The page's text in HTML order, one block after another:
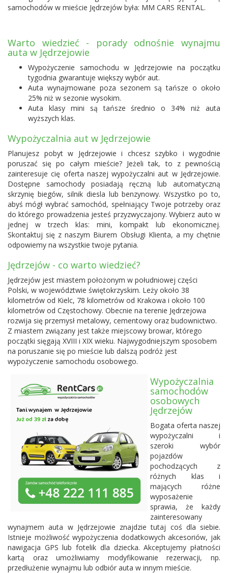
samochodów w mieście Jędrzejów była: MM CARS RENTAL .
Warto wiedzieć - porady odnośnie wynajmu
auta w Jędrzejowie
Wypożyczenie samochodu w Jędrzejowie na początku
tygodnia gwarantuje większy wybór aut.
Auta wynajmowane poza sezonem są tańsze o około
25% niż w sezonie wysokim.
Auta klasy mini są tańsze średnio o 34% niż auta
wyższych klas.
Wypożyczalnia aut w Jędrzejowie
Planujesz pobyt w Jędrzejowie i chcesz szybko i wygodnie
poruszać się po całym mieście? Jeżeli tak, to z pewnością
zainteresuje cię oferta naszej wypożyczalni aut w Jędrzejowie.
Dostępne samochody posiadają ręczną lub automatyczną
skrzynię biegów, silnik diesla lub benzynowy. Wszystko po to,
abyś mógł wybrać samochód, spełniający Twoje potrzeby oraz
do którego prowadzenia jesteś przyzwyczajony. Wybierz auto w
jednej w trzech klas: mini, kompakt lub ekonomicznej.
Skontaktuj się z naszym Biurem Obsługi Klienta, a my chętnie
odpowiemy na wszystkie twoje pytania.
Jędrzejów - co warto wiedzieć?
Jędrzejów jest miastem położonym w południowej części
Polski, w województwie świętokrzyskim. Leży około 38
kilometrów od Kielc, 78 kilometrów od Krakowa i około 100
kilometrów od Częstochowy. Obecnie na terenie Jędrzejowa
rozwija się przemysł metalowy, cementowy oraz budownictwo.
Z miastem związany jest także miejscowy browar, którego
początki sięgają XVIII i XIX wieku. Najwygodniejszym sposobem
na poruszanie się po mieście lub dalszą podróż jest
wypożyczenie samochodu osobowego.
Wypożyczalnia
samochodów
osobowych
Jędrzejów
Bogata oferta naszej
wypożyczalni i
szeroki wybór
pojazdów
pochodzących z
różnych klas i
mających różne
wyposażenie
sprawia, że każdy
zainteresowany
wynajmem auta w Jędrzejowie znajdzie tutaj coś dla siebie.
Istnieje możliwość wypożyczenia dodatkowych akcesoriów, jak
nawigacja GPS lub fotelik dla dziecka. Akceptujemy płatności
kartą oraz umożliwiamy modyfikowanie rezerwacji, np.
przedłużenie wynajmu lub odbiór auta w innym mieście.